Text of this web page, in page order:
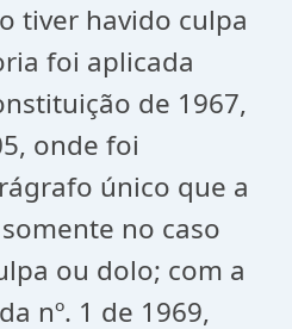
tiver havido culpa
foi aplicada
de 1967,
onde foi
único que a
no caso
ou dolo; com a
nº. 1 de 1969,